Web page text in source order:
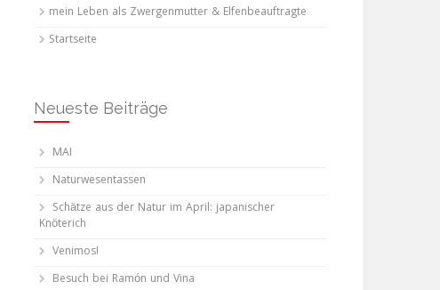
mein Leben als Zwergenmutter & Elfenbeauftragte
Startseite
Neueste Beiträge
MAI
Naturwesentassen
Schätze aus der Natur im April: japanischer
Knöterich
Venimos!
Besuch bei Ramón und Vina